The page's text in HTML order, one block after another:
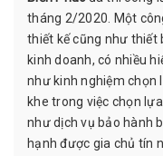
tháng 2/2020. Một
thiết kế cũng như thiết
kinh doanh, có nhiều
như kinh nghiệm chọn
khe trong việc chọn
như dịch vụ bảo hành
hạnh được gia chủ tín